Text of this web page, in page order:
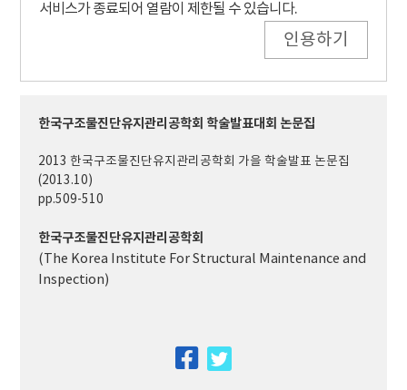
서비스가 종료되어 열람이 제한될 수 있습니다.
인용하기
한국구조물진단유지관리공학회 학술발표대회 논문집
2013 한국구조물진단유지관리공학회 가을 학술발표 논문집
(2013.10)
pp.509-510
한국구조물진단유지관리공학회
(The Korea Institute For Structural Maintenance and
Inspection)
facebook